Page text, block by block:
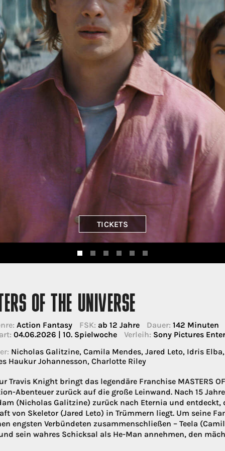
TICKETS
OF THE UNIVERSE
Action Fantasy FSK: ab 12 Jahre Dauer: 142 Minuten
04.06.2026 | 10. Spielwoche Verleih: Sony Pictures
Nicholas Galitzine, Camila Mendes, Jared Leto, Idris
Haukur Johannesson, Charlotte Riley
Travis Knight bringt das legendäre Franchise MASTERS
Abenteuer zurück auf die große Leinwand. Nach 15
(Nicholas Galitzine) zurück nach Eternia und
von Skeletor (Jared Leto) in Trümmern liegt. Um seine
engsten Verbündeten zusammenschließen – Teela
sein wahres Schicksal als He-Man annehmen, den